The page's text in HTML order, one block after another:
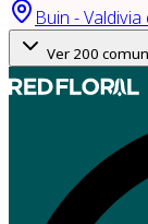
Buin - Valdivia
Ver 200